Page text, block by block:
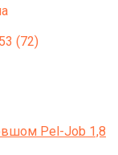
(72)
Pel-Job 1,8